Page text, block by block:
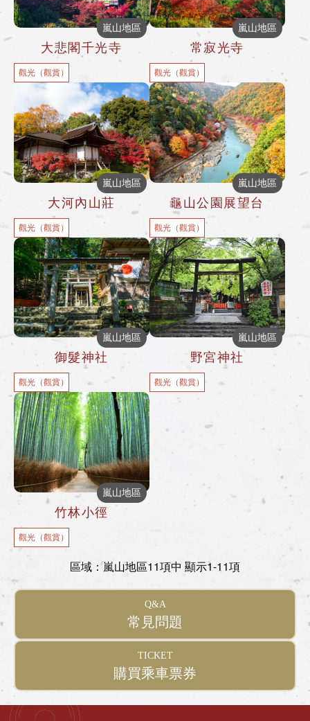
嵐山地區
大悲閣千光寺
觀光（觀賞）
嵐山地區
常寂光寺
觀光（觀賞）
嵐山地區
大河內山莊
觀光（觀賞）
嵐山地區
龜山公園展望台
觀光（觀賞）
嵐山地區
御髮神社
觀光（觀賞）
嵐山地區
野宮神社
觀光（觀賞）
嵐山地區
竹林小徑
觀光（觀賞）
區域：嵐山地區11項中 顯示1-11項
Q&A
常見問題
TICKET
購買乘車票券